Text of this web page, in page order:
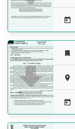




